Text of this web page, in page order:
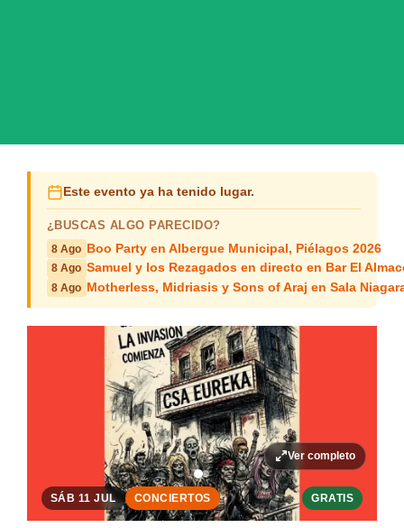
Este evento ya ha tenido lugar.
¿BUSCAS ALGO PARECIDO?
8 Ago Boo Party en Albergue Municipal, Piélagos 2026
8 Ago Samuel y los Rezagados en directo en Bar El
8 Ago Motherless, Midriasis y Sons of Araj en Sala
Ver completo
SÁB 11 JUL CONCIERTOS GRATIS